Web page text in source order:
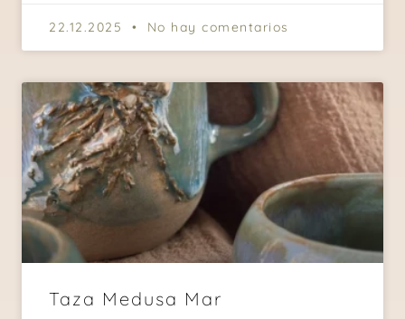
22.12.2025 No hay comentarios
Taza Medusa Mar